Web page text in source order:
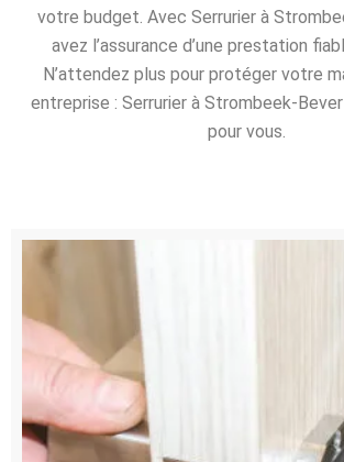
votre budget. Avec Serrurier à
avez l’assurance d’une prestation
N’attendez plus pour protéger votre
entreprise : Serrurier à Strombeek-
pour vous.